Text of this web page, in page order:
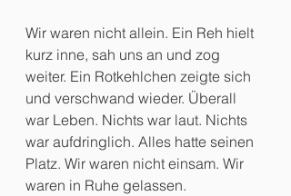
Wir waren nicht allein. Ein Reh hielt
kurz inne, sah uns an und zog
weiter. Ein Rotkehlchen zeigte sich
und verschwand wieder. Überall
war Leben. Nichts war laut. Nichts
war aufdringlich. Alles hatte seinen
Platz. Wir waren nicht einsam. Wir
waren in Ruhe gelassen.